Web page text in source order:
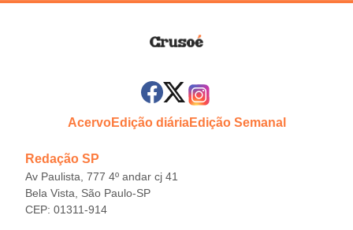
AcervoEdição diáriaEdição Semanal
Redação SP
Av Paulista, 777 4º andar cj 41
Bela Vista, São Paulo-SP
CEP: 01311-914